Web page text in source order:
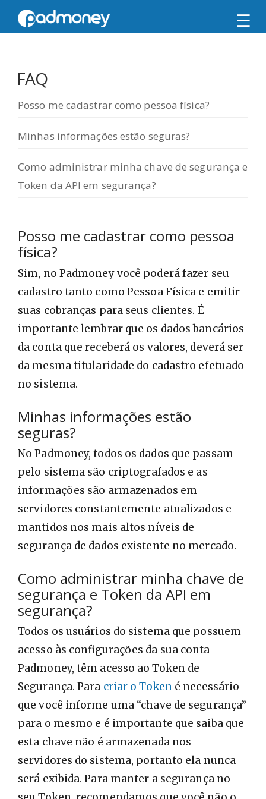
☰
FAQ
Posso me cadastrar como pessoa física?
Minhas informações estão seguras?
Como administrar minha chave de segurança e
Token da API em segurança?
Posso me cadastrar como pessoa
física?
Sim, no Padmoney você poderá fazer seu
cadastro tanto como Pessoa Física e emitir
suas cobranças para seus clientes. É
importante lembrar que os dados bancários
da conta que receberá os valores, deverá ser
da mesma titularidade do cadastro efetuado
no sistema.
Minhas informações estão
seguras?
No Padmoney, todos os dados que passam
pelo sistema são criptografados e as
informações são armazenados em
servidores constantemente atualizados e
mantidos nos mais altos níveis de
segurança de dados existente no mercado.
Como administrar minha chave de
segurança e Token da API em
segurança?
Todos os usuários do sistema que possuem
acesso às configurações da sua conta
Padmoney, têm acesso ao Token de
Segurança. Para criar o Tokené necessário
que você informe uma “chave de segurança”
para o mesmo e é importante que saiba que
esta chave não é armazenada nos
servidores do sistema, portanto ela nunca
será exibida. Para manter a segurança no